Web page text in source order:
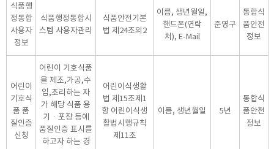
식품행
정통합
사용자
정보
식품행정통합시
스템 사용자관리
식품안전기본
법 제24조의2
이름, 생년월일,
핸드폰(연락
처), E-Mail
준영구
통합식
품안전
정보
어린이
기호식
품 품
질인증
신청
어린이 기호식품
을 제조,가공,수
입,조리하는 자
가 해당 식품 용
기ㆍ포장 등에
품질인증 표시를
하고자 하는 경
어린이식생활
법 제15조제1
항 어린이식생
활법시행규칙
제11조
이름, 생년월일 5년
통합식
품안전
정보